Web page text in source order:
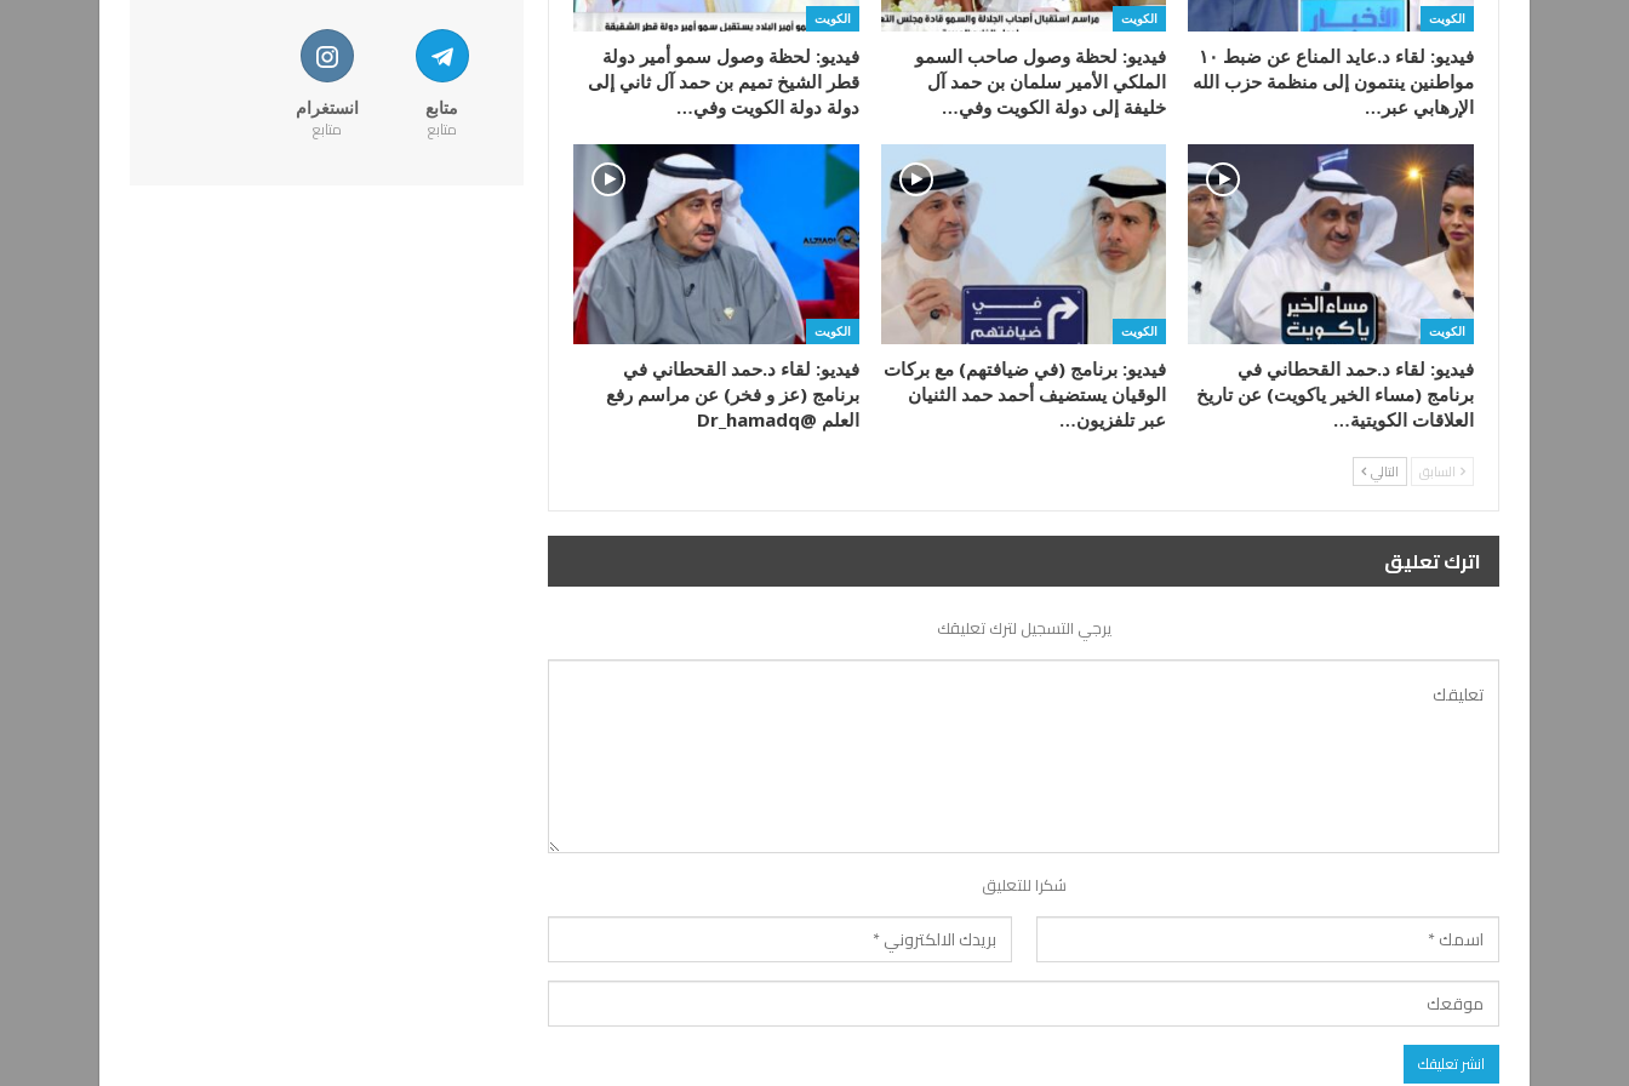
الكويت
فيديو: لقاء د.عايد المناع عن ضبط ١٠
مواطنين ينتمون إلى منظمة حزب الله
الإرهابي عبر…
الكويت
فيديو: لحظة وصول صاحب السمو
الملكي الأمير سلمان بن حمد آل
خليفة إلى دولة الكويت وفي…
الكويت
فيديو: لحظة وصول سمو أمير دولة
قطر الشيخ تميم بن حمد آل ثاني إلى
دولة دولة الكويت وفي…
الكويت
فيديو: لقاء د.حمد القحطاني في
برنامج (مساء الخير ياكويت) عن تاريخ
العلاقات الكويتية…
الكويت
فيديو: برنامج (في ضيافتهم) مع بركات
الوقيان يستضيف أحمد حمد الثنيان
عبر تلفزيون…
الكويت
فيديو: لقاء د.حمد القحطاني في
برنامج (عز و فخر) عن مراسم رفع
العلم @Dr_hamadq
السابق التالي
اترك تعليق
يرجي التسجيل لترك تعليقك
شكرا للتعليق
متابع
متابع
انستغرام
متابع